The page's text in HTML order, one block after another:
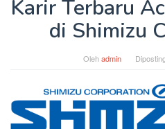
Karir Terbaru
di Shimizu
Olehadmin